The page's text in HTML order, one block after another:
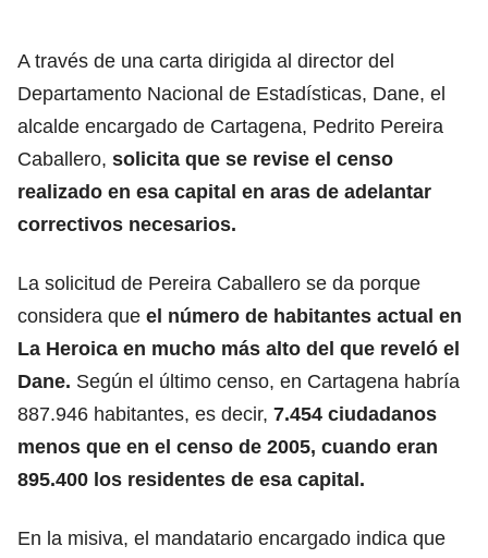
A través de una carta dirigida al director del
Departamento Nacional de Estadísticas, Dane, el
alcalde encargado de Cartagena, Pedrito Pereira
Caballero, solicita que se revise el censo
realizado en esa capital en aras de adelantar
correctivos necesarios.
La solicitud de Pereira Caballero se da porque
considera que el número de habitantes actual en
La Heroica en mucho más alto del que reveló el
Dane. Según el último censo, en Cartagena habría
887.946 habitantes, es decir, 7.454 ciudadanos
menos que en el censo de 2005, cuando eran
895.400 los residentes de esa capital.
En la misiva, el mandatario encargado indica que